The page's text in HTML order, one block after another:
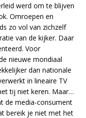
werd om te blijven
Omroepen en
zo vol van zichzelf
van de kijker. Daar
Voor
nieuwe mondiaal
dan nationale
in lineaire TV
tij niet keren. Maar…
de media-consument
bereik je niet met het